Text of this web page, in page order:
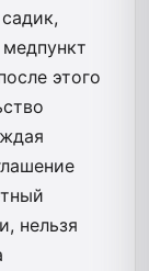
этого
нельзя